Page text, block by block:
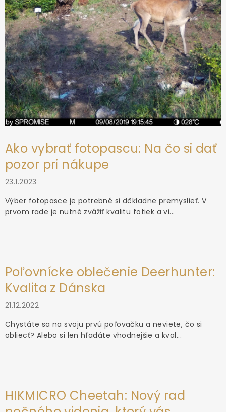
Ako vybrať fotopascu: Na čo si dať
pozor pri nákupe
23.1.2023
Výber fotopasce je potrebné si dôkladne premyslieť. V
prvom rade je nutné zvážiť kvalitu fotiek a vi...
Poľovnícke oblečenie Deerhunter:
Kvalita z Dánska
21.12.2022
Chystáte sa na svoju prvú poľovačku a neviete, čo si
obliecť? Alebo si len hľadáte vhodnejšie a kval...
HIKMICRO Cheetah: Nový rad